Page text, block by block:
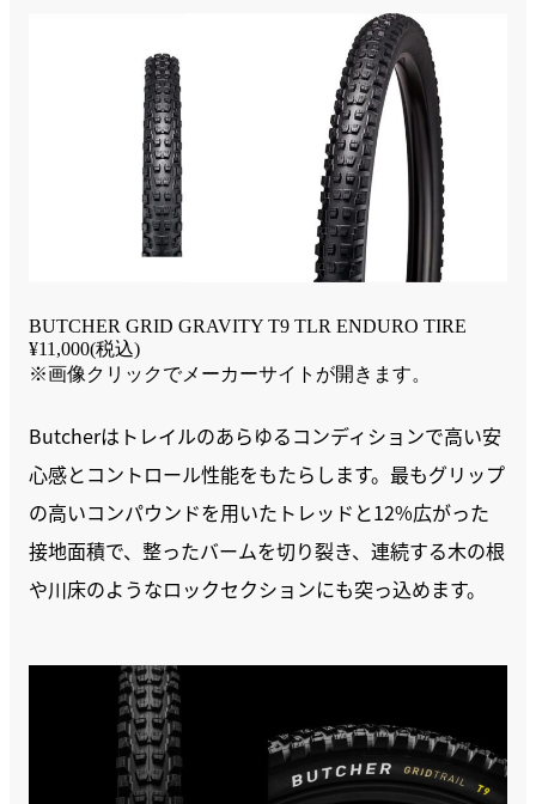
BUTCHER GRID GRAVITY T9 TLR ENDURO TIRE
¥11,000(税込)
※画像クリックでメーカーサイトが開きます。
Butcherはトレイルのあらゆるコンディションで高い安
心感とコントロール性能をもたらします。最もグリップ
の高いコンパウンドを用いたトレッドと12%広がった
接地面積で、整ったバームを切り裂き、連続する木の根
や川床のようなロックセクションにも突っ込めます。